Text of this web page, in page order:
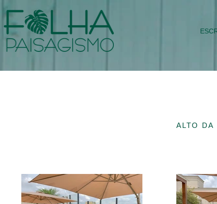
ALTO DA